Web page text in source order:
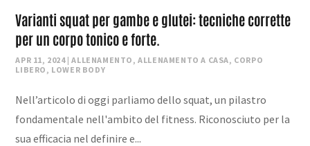
Varianti squat per gambe e glutei: tecniche corrette
per un corpo tonico e forte.
APR 11, 2024|ALLENAMENTO ,ALLENAMENTO A CASA, CORPO
LIBERO , LOWER BODY
Nell’articolo di oggi parliamo dello squat, un pilastro
fondamentale nell'ambito del fitness. Riconosciuto per la
sua efficacia nel definire e...